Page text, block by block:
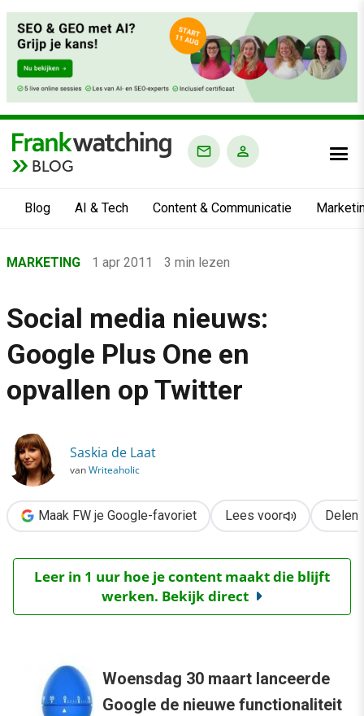
BLOG
Blog AI & Tech Content & Communicatie
›
›
Marketing
Social media nieuws: Google Plus One en opvallen op Twitter
MARKETING 1 apr 2011 3 min lezen
Social media nieuws:
Google Plus One en
opvallen op Twitter
Saskia de Laat
vanWriteaholic
Maak FW je Google-favoriet Lees voor Delen
Leer in 1 uur hoe je content maakt die blijft
werken. Bekijk direct
Woensdag 30 maart lanceerde
Google de nieuwe functionaliteit